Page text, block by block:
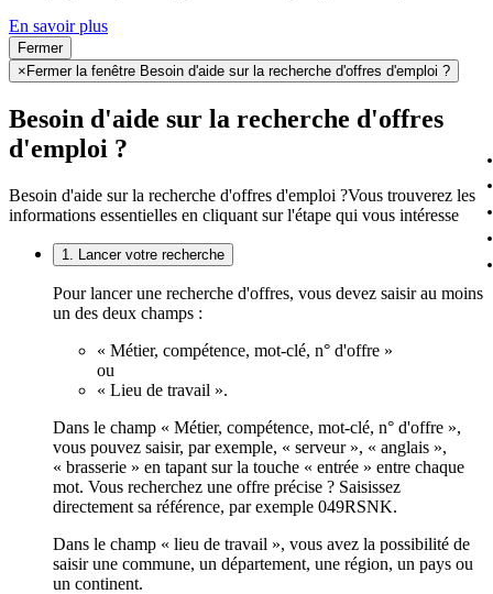
En savoir plus
Fermer
× Fermer la fenêtre Besoin d'aide sur la recherche d'offres d'emploi ?
Besoin d'aide sur la recherche d'offres
d'emploi ?
Besoin d'aide sur la recherche d'offres d'emploi ?Vous trouverez les
informations essentielles en cliquant sur l'étape qui vous intéresse
1. Lancer votre recherche
Pour lancer une recherche d'offres, vous devez saisir au moins
un des deux champs :
« Métier, compétence, mot-clé, n° d'offre »
ou
« Lieu de travail ».
Dans le champ « Métier, compétence, mot-clé, n° d'offre »,
vous pouvez saisir, par exemple, « serveur », « anglais »,
« brasserie » en tapant sur la touche « entrée » entre chaque
mot. Vous recherchez une offre précise ? Saisissez
directement sa référence, par exemple 049RSNK.
Dans le champ « lieu de travail », vous avez la possibilité de
saisir une commune, un département, une région, un pays ou
un continent.